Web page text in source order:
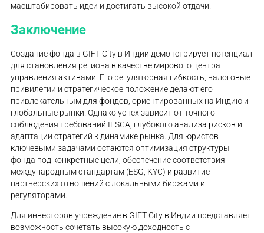
масштабировать идеи и достигать высокой отдачи.
Заключение
Создание фонда в GIFT City в Индии демонстрирует потенциал
для становления региона в качестве мирового центра
управления активами. Его регуляторная гибкость, налоговые
привилегии и стратегическое положение делают его
привлекательным для фондов, ориентированных на Индию и
глобальные рынки. Однако успех зависит от точного
соблюдения требований IFSCA, глубокого анализа рисков и
адаптации стратегий к динамике рынка. Для юристов
ключевыми задачами остаются оптимизация структуры
фонда под конкретные цели, обеспечение соответствия
международным стандартам (ESG, KYC) и развитие
партнерских отношений с локальными биржами и
регуляторами.
Для инвесторов учреждение в GIFT City в Индии представляет
возможность сочетать высокую доходность с